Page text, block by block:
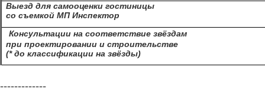
Выезд для самооценки гостиницы
со съемкой МП Инспектор
Консультации на соответствие звёздам
при проектировании и строительстве
(* до классификации на звёзды)
-------------